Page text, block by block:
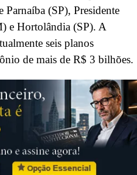
Parnaíba (SP), Presidente
e Hortolândia (SP). A
seis planos
de mais de R$ 3 bilhões.